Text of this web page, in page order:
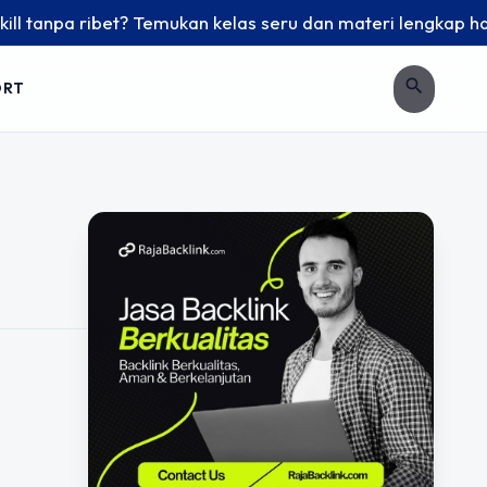
tanpa ribet? Temukan kelas seru dan materi lengkap
search